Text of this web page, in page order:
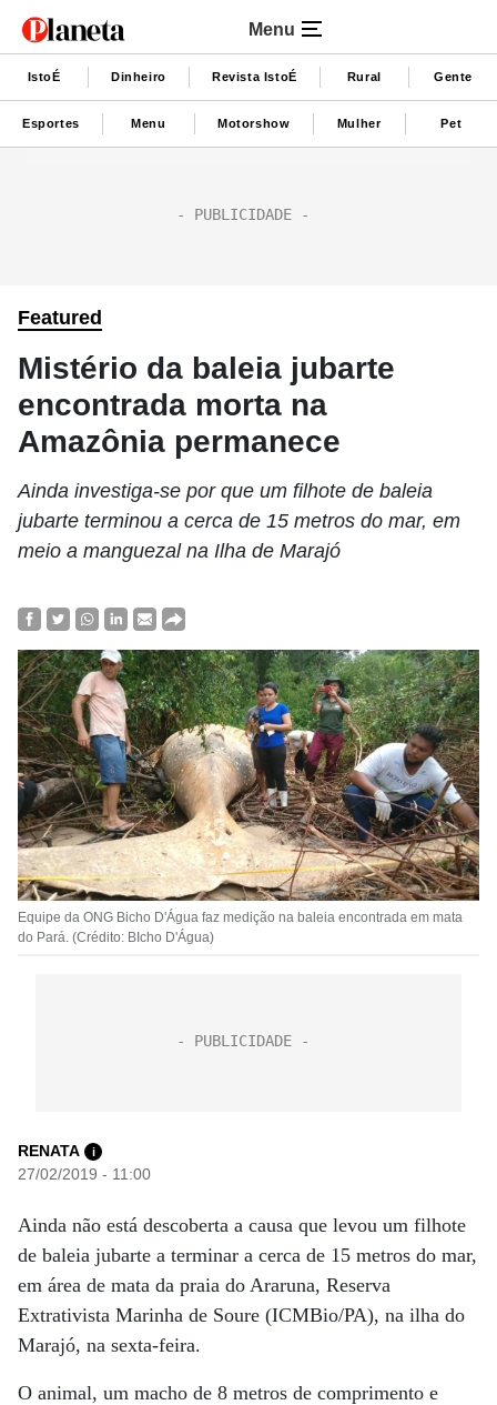
Menu
IstoÉ Dinheiro Revista IstoÉ Rural Gente
Esportes Menu Motorshow Mulher Pet
Featured
Mistério da baleia jubarte
encontrada morta na
Amazônia permanece
Ainda investiga-se por que um filhote de baleia
jubarte terminou a cerca de 15 metros do mar, em
meio a manguezal na Ilha de Marajó
Equipe da ONG Bicho D'Água faz medição na baleia encontrada em mata
do Pará. (Crédito: BIcho D'Água)
RENATA i
27/02/2019 - 11:00
Ainda não está descoberta a causa que levou um filhote
de baleia jubarte a terminar a cerca de 15 metros do mar,
em área de mata da praia do Araruna, Reserva
Extrativista Marinha de Soure (ICMBio/PA), na ilha do
Marajó, na sexta-feira.
O animal, um macho de 8 metros de comprimento e